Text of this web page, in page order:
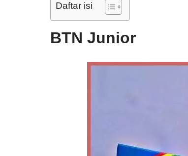
Daftar isi
BTN Junior